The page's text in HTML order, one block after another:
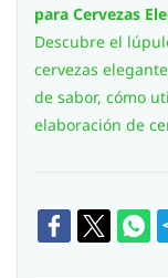
para Cervezas
Descubre el
cervezas
de sabor, cómo
elaboración de